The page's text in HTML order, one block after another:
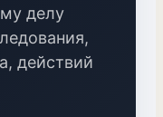
делу
действий